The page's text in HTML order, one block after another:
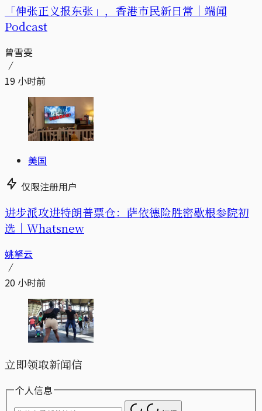
「伸张正义报东张」，香港市民新日常｜端闻
Podcast
曾雪雯
19 小时前
美国
仅限注册用户
进步派攻进特朗普票仓：萨依德险胜密歇根参院初
选｜Whatsnew
姚拏云
20 小时前
立即领取新闻信
个人信息